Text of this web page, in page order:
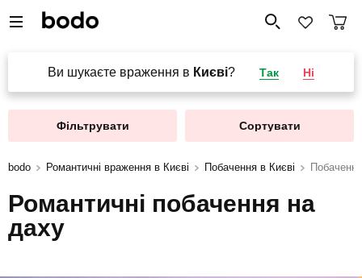
Ви шукаєте враження в Києві? Так Ні
Фільтрувати Сортувати
bodo Романтичні враження в Києві Побачення в Києві
Романтичні побачення на
даху